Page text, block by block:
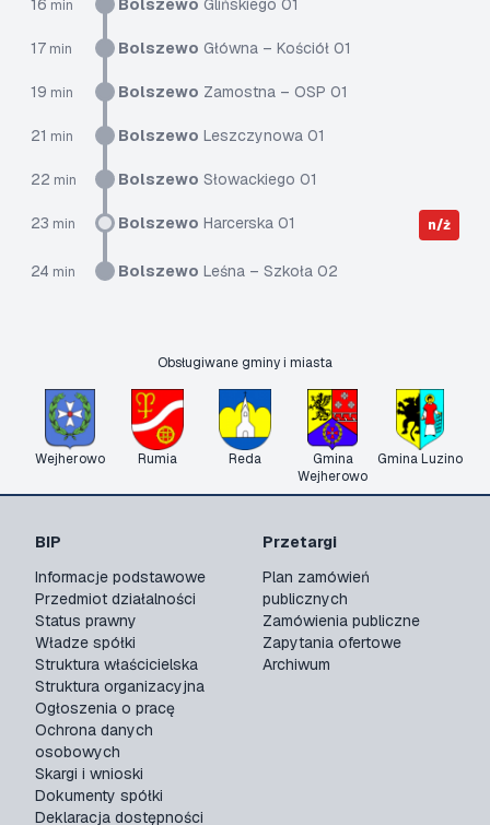
16 min Bolszewo Glińskiego 01
17 min Bolszewo Główna – Kościół 01
19 min Bolszewo Zamostna – OSP 01
21 min Bolszewo Leszczynowa 01
22 min Bolszewo Słowackiego 01
23 min Bolszewo Harcerska 01 n/ż
24 min Bolszewo Leśna – Szkoła 02
Obsługiwane gminy i miasta
Wejherowo Rumia Reda
Gmina
Wejherowo
Gmina Luzino
BIP
Informacje podstawowe
Przedmiot działalności
Status prawny
Władze spółki
Struktura właścicielska
Struktura organizacyjna
Ogłoszenia o pracę
Ochrona danych
osobowych
Skargi i wnioski
Dokumenty spółki
Deklaracja dostępności
Przetargi
Plan zamówień
publicznych
Zamówienia publiczne
Zapytania ofertowe
Archiwum